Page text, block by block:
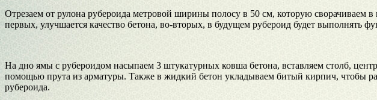
Отрезаем от рулона рубероида метровой ширины полосу в 50 см, которую сворачиваем
первых, улучшается качество бетона, во-вторых, в будущем рубероид будет выполнять
На дно ямы с рубероидом насыпаем 3 штукатурных ковша бетона, вставляем столб,
помощью прута из арматуры. Также в жидкий бетон укладываем битый кирпич, чтобы
рубероида.